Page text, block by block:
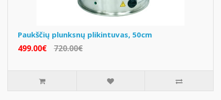
Paukščių plunksnų plikintuvas, 50cm
499.00€ 720.00€